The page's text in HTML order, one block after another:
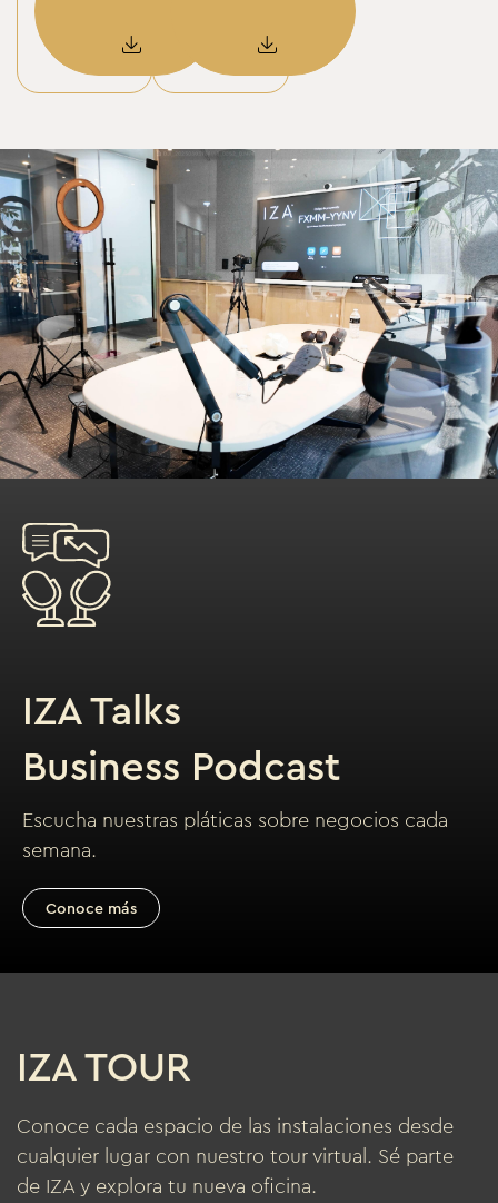
IZA Talks
Business Podcast
Escucha nuestras pláticas sobre negocios cada
semana.
Conoce más
IZA TOUR
Conoce cada espacio de las instalaciones desde
cualquier lugar con nuestro tour virtual. Sé parte
de IZA y explora tu nueva oficina.